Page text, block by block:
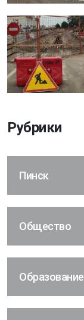
Рубрики
Пинск
Общество
Образование